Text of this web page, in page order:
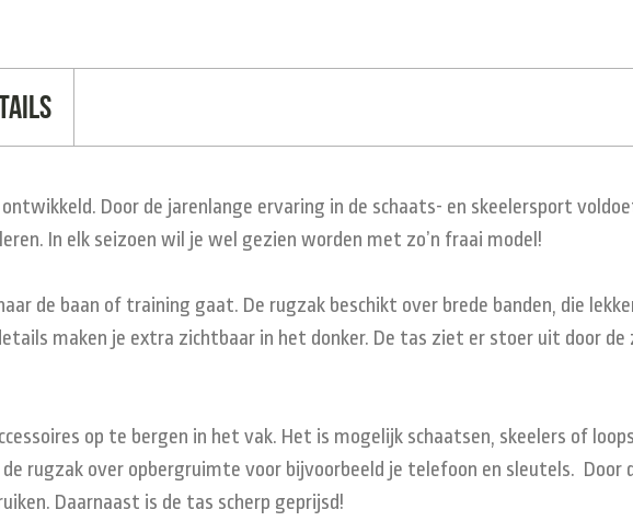
Door de jarenlange ervaring in de schaats- en skeelersport
In elk seizoen wil je wel gezien worden met zo’n fraai model!
de baan of training gaat. De rugzak beschikt over brede banden, die
maken je extra zichtbaar in het donker. De tas ziet er stoer uit door
op te bergen in het vak. Het is mogelijk schaatsen, skeelers of
rugzak over opbergruimte voor bijvoorbeeld je telefoon en sleutels. Door
Daarnaast is de tas scherp geprijsd!